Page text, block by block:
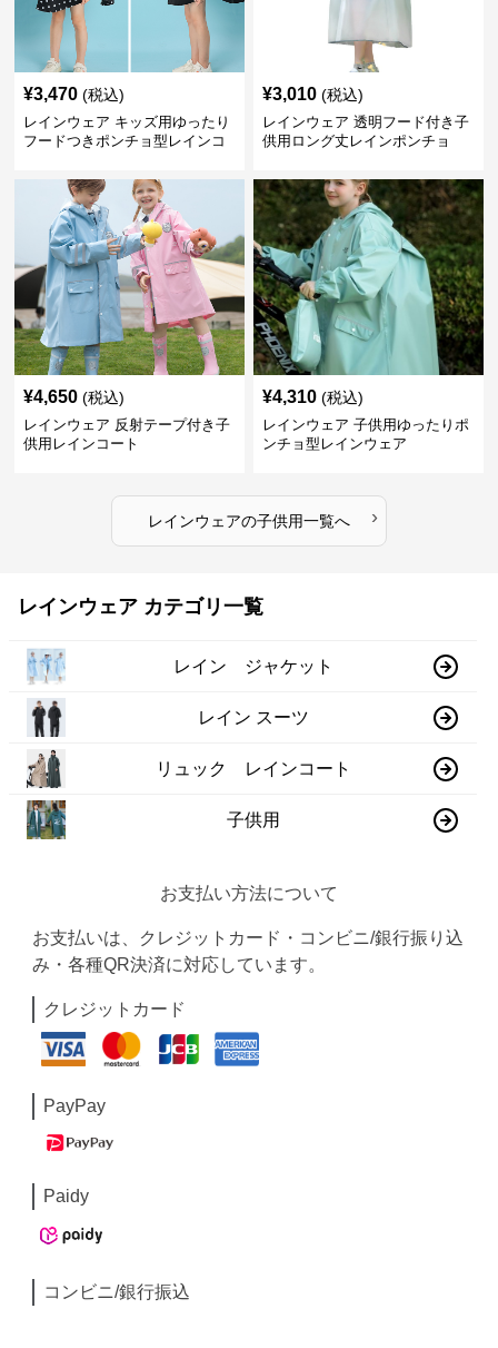
¥3,470 (税込)
レインウェア キッズ用ゆったり
フードつきポンチョ型レインコ
¥3,010 (税込)
レインウェア 透明フード付き子
供用ロング丈レインポンチョ
¥4,650 (税込)
レインウェア 反射テープ付き子
供用レインコート
¥4,310 (税込)
レインウェア 子供用ゆったりポ
ンチョ型レインウェア
レインウェアの子供用一覧へ ›
レインウェア カテゴリ一覧
レイン ジャケット
レイン スーツ
リュック レインコート
子供用
お支払い方法について
お支払いは、クレジットカード・コンビニ/銀行振り込
み・各種QR決済に対応しています。
クレジットカード
PayPay
Paidy
コンビニ/銀行振込